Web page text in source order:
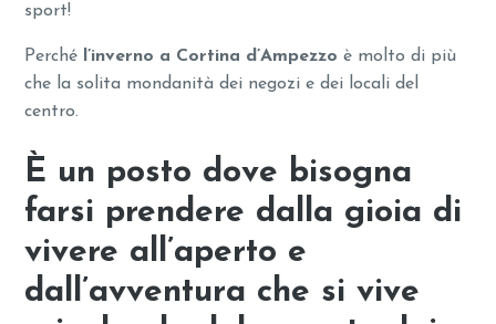
sport!
Perché l’inverno a Cortina d’Ampezzo è molto di più
che la solita mondanità dei negozi e dei locali del
centro.
È un posto dove bisogna
farsi prendere dalla gioia di
vivere all’aperto e
dall’avventura che si vive